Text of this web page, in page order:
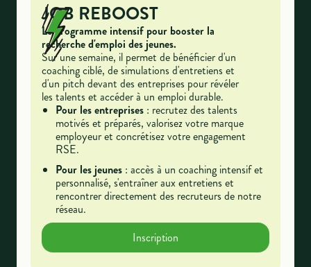
JOB REBOOST
Le programme intensif pour booster la
recherche d'emploi des jeunes.
Sur une semaine, il permet de bénéficier d'un
coaching ciblé, de simulations d'entretiens et
d'un pitch devant des entreprises pour révéler
les talents et accéder à un emploi durable.
Pour les entreprises : recrutez des talents
motivés et préparés, valorisez votre marque
employeur et concrétisez votre engagement
RSE.
Pour les jeunes : accès à un coaching intensif et
personnalisé, s'entraîner aux entretiens et
rencontrer directement des recruteurs de notre
réseau.
Inscription